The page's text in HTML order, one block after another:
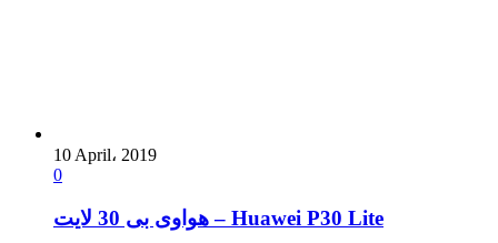
10 April، 2019
0
هواوى بى 30 لايت – Huawei P30 Lite